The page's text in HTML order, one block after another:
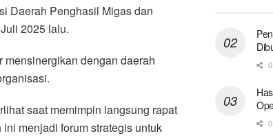
Daerah Penghasil Migas dan
2025 lalu.
dengan daerah
saat memimpin langsung rapat
menjadi forum strategis untuk